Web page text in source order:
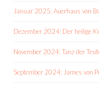
Januar 2025: Auerhaus von
Dezember 2024: Der heilige
November 2024: Tanz der
September 2024: James von